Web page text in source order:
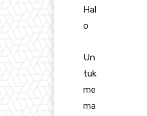
Hal
o
Un
tuk
me
ma